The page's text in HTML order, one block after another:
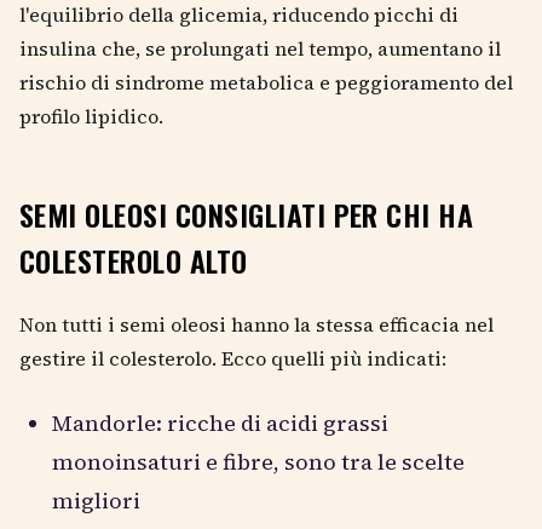
l'equilibrio della glicemia, riducendo picchi di
insulina che, se prolungati nel tempo, aumentano il
rischio di sindrome metabolica e peggioramento del
profilo lipidico.
SEMI OLEOSI CONSIGLIATI PER CHI HA
COLESTEROLO ALTO
Non tutti i semi oleosi hanno la stessa efficacia nel
gestire il colesterolo. Ecco quelli più indicati:
Mandorle: ricche di acidi grassi
monoinsaturi e fibre, sono tra le scelte
migliori